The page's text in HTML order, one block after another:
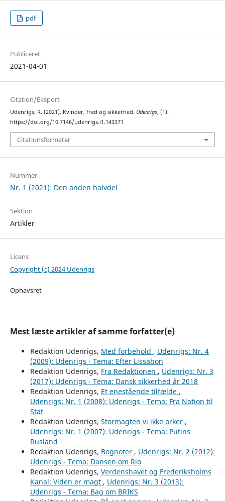
pdf
Publiceret
2021-04-01
Citation/Eksport
Udenrigs, R. (2021). Kvinder, fred og sikkerhed. Udenrigs, (1).
https://doi.org/10.7146/udenrigs.i1.143371
Citationsformater
Nummer
Nr. 1 (2021): Den anden halvdel
Sektion
Artikler
Licens
Copyright (c) 2024 Udenrigs
Ophavsret
Mest læste artikler af samme forfatter(e)
Redaktion Udenrigs, Med forbehold , Udenrigs: Nr. 4
(2009): Udenrigs - Tema: Efter Lissabon
Redaktion Udenrigs, Fra Redaktionen , Udenrigs: Nr. 3
(2017): Udenrigs - Tema: Dansk sikkerhed år 2018
Redaktion Udenrigs, Et enestående tilfælde ,
Udenrigs: Nr. 1 (2008): Udenrigs - Tema: Fra Nation til
Stat
Redaktion Udenrigs, Stormagten vi ikke orker ,
Udenrigs: Nr. 1 (2007): Udenrigs - Tema: Putins
Rusland
Redaktion Udenrigs, Bognoter , Udenrigs: Nr. 2 (2012):
Udenrigs - Tema: Dansen om Rio
Redaktion Udenrigs, Verdenshavet og Frederiksholms
Kanal: Viden er magt , Udenrigs: Nr. 3 (2013):
Udenrigs - Tema: Bag om BRIKS